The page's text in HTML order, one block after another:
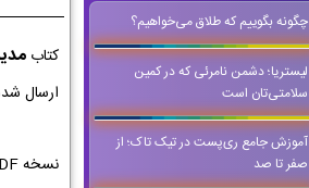
چگونه بگوییم که طلاق می‌‌‌‌‌‌‌‌‌‌‌‌‌‌‌‌‌‌‌‌‌‌‌‌‌‌‌خواهیم؟
لیستریا؛ دشمن نامرئی که در کمین
سلامتی‌تان است
آموزش جامع ری‌پست در تیک تاک؛ از
صفر تا صد
کتاب
ارسال